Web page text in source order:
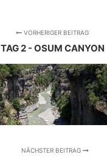
VORHERIGER BEITRAG
TAG 2 - OSUM CANYON
NÄCHSTER BEITRAG